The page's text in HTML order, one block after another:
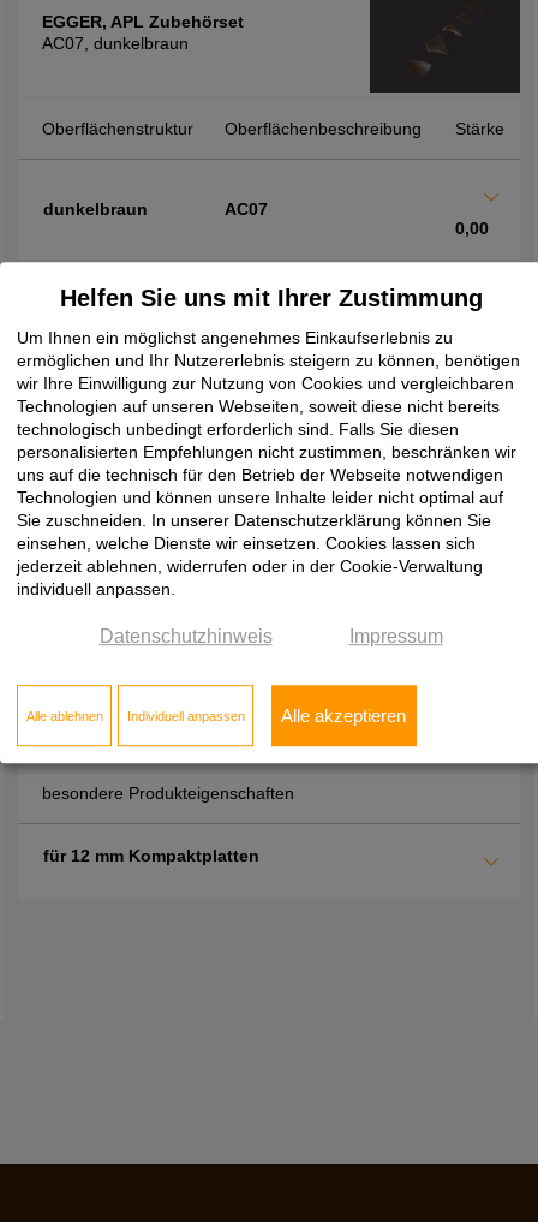
EGGER, APL Zubehörset
AC07, dunkelbraun
Oberflächenstruktur Oberflächenbeschreibung Stärke
dunkelbraun
AC07
0,00
EGGER, Wandabschlussleisten
F302, Ferro bronze
Oberflächenstruktur Oberflächenbeschreibung Stärke
ST87
Mineral Ceramic
25,00
EGGER, Arbeitsplattenverbinder
besondere Produkteigenschaften
für 12 mm Kompaktplatten
Helfen Sie uns mit Ihrer Zustimmung
Um Ihnen ein möglichst angenehmes Einkaufserlebnis zu
ermöglichen und Ihr Nutzererlebnis steigern zu können, benötigen
wir Ihre Einwilligung zur Nutzung von Cookies und vergleichbaren
Technologien auf unseren Webseiten, soweit diese nicht bereits
technologisch unbedingt erforderlich sind. Falls Sie diesen
personalisierten Empfehlungen nicht zustimmen, beschränken wir
uns auf die technisch für den Betrieb der Webseite notwendigen
Technologien und können unsere Inhalte leider nicht optimal auf
Sie zuschneiden. In unserer Datenschutzerklärung können Sie
einsehen, welche Dienste wir einsetzen. Cookies lassen sich
jederzeit ablehnen, widerrufen oder in der Cookie-Verwaltung
individuell anpassen.
Datenschutzhinweis Impressum
Alle ablehnen Individuell anpassen Alle akzeptieren